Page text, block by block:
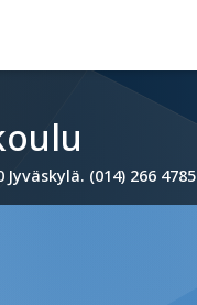
(014) 266 4785